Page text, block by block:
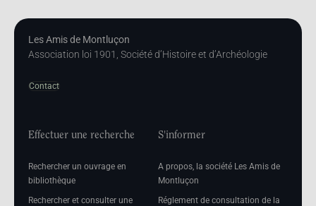
Les Amis de Montluçon
Association loi 1901, Société d’Histoire et d’Archéologie
Contact
Effectuer une recherche
Rechercher un ouvrage en
bibliothèque
Rechercher et consulter une
S'informer
A propos, la société Les Amis de
Montluçon
Réglement de consultation de la